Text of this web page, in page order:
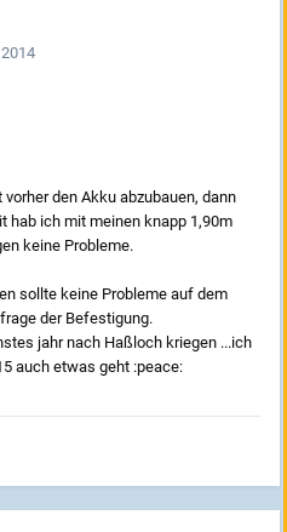
den Akku abzubauen, dann
hab ich mit meinen knapp 1,90m
keine Probleme.
sollte keine Probleme auf dem
der Befestigung.
jahr nach Haßloch kriegen ...ich
auch etwas geht :peace: